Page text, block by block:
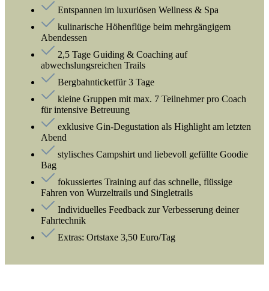
Entspannen im luxuriösen Wellness & Spa
kulinarische Höhenflüge beim mehrgängigem
Abendessen
2,5 Tage Guiding & Coaching auf
abwechslungsreichen Trails
Bergbahnticketfür 3 Tage
kleine Gruppen mit max. 7 Teilnehmer pro Coach
für intensive Betreuung
exklusive Gin-Degustation als Highlight am letzten
Abend
stylisches Campshirt und liebevoll gefüllte Goodie
Bag
fokussiertes Training auf das schnelle, flüssige
Fahren von Wurzeltrails und Singletrails
Individuelles Feedback zur Verbesserung deiner
Fahrtechnik
Extras: Ortstaxe 3,50 Euro/Tag